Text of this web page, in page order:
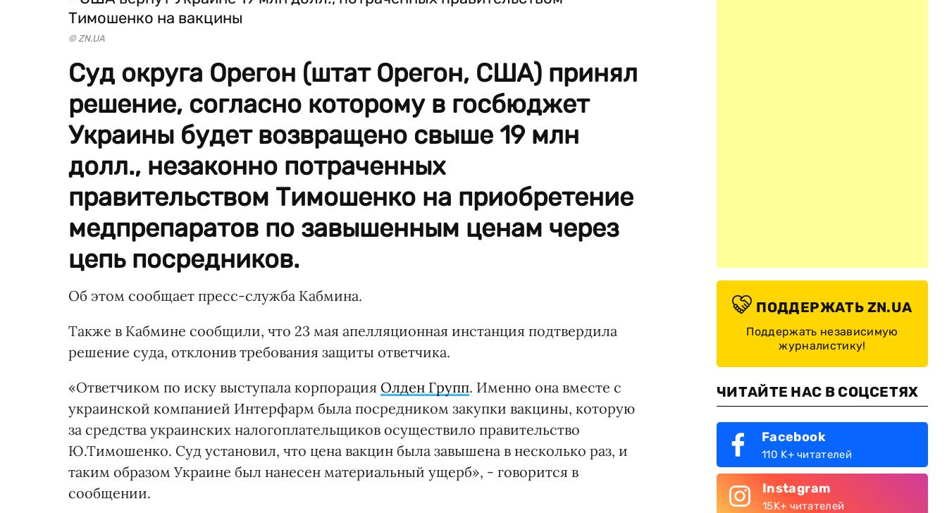
© ZN.UA
Суд округа Орегон (штат Орегон, США) принял
решение, согласно которому в госбюджет
Украины будет возвращено свыше 19 млн
долл., незаконно потраченных
правительством Тимошенко на приобретение
медпрепаратов по завышенным ценам через
цепь посредников.
Об этом сообщает пресс-служба Кабмина.
Также в Кабмине сообщили, что 23 мая апелляционная инстанция подтвердила
решение суда, отклонив требования защиты ответчика.
«Ответчиком по иску выступала корпорация Олден Групп. Именно она вместе с
украинской компанией Интерфарм была посредником закупки вакцины, которую
за средства украинских налогоплательщиков осуществило правительство
Ю.Тимошенко. Суд установил, что цена вакцин была завышена в несколько раз, и
таким образом Украине был нанесен материальный ущерб», - говорится в
сообщении.
ПОДДЕРЖАТЬ ZN.UA
Поддержать независимую
журналистику!
ЧИТАЙТЕ НАС В СОЦСЕТЯХ
Facebook
110 K+ читателей
Instagram
15K+ читателей